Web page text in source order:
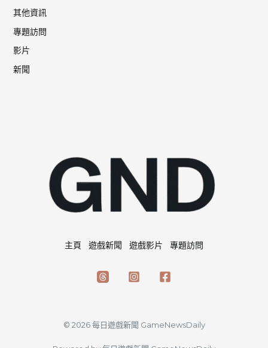
其他資訊
專題訪問
影片
新聞
主頁 遊戲新聞 遊戲影片 專題訪問
© 2026 每日遊戲新聞 GameNewsDaily